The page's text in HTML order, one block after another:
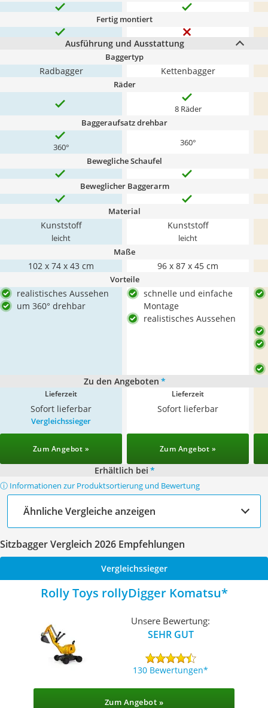
Fertig montiert
Ausführung und Ausstattung
Baggertyp
Radbagger Kettenbagger
Räder
8 Räder
Baggeraufsatz drehbar
360° 360°
Bewegliche Schaufel
Beweglicher Baggerarm
Material
Kunststoff
leicht
Kunststoff
leicht
Maße
‎102 x 74 x 43 cm 96 x 87 x 45 cm
Vorteile
realistisches Aussehen
um 360° drehbar
schnelle und einfache
Montage
realistisches Aussehen
Zu den Angeboten *
Lieferzeit
Sofort lieferbar
Lieferzeit
Sofort lieferbar
Vergleichssieger
Zum Angebot » Zum Angebot »
Erhältlich bei *
ⓘ Informationen zur Produktsortierung und Bewertung
Ähnliche Vergleiche anzeigen
Sitzbagger Vergleich 2026 Empfehlungen
Vergleichssieger
Rolly Toys rollyDigger Komatsu
Unsere Bewertung:
SEHR GUT
130 Bewertungen
Zum Angebot »